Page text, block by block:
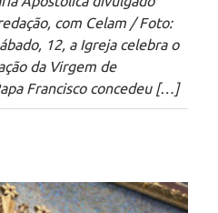
com Celam / Foto:
12, a Igreja celebra o
da Virgem de
Francisco concedeu […]